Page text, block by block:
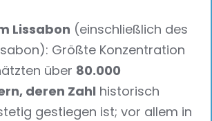
Lissabon (einschließlich des
Größte Konzentration
über 80.000
deren Zahl historisch
gestiegen ist; vor allem in